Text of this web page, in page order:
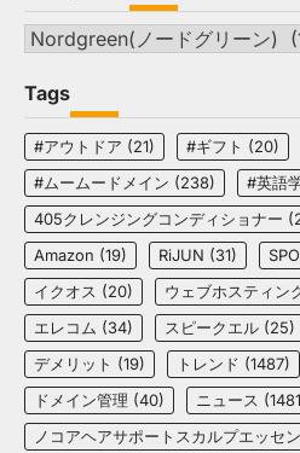
Categories
Tags
#アウトドア (21) #ギフト (20)
#ムームードメイン (238) #英語
405クレンジングコンディショナー
Amazon (19) RiJUN (31)
イクオス (20) ウェブホスティン
エレコム (34) スピークエル (25)
デメリット (19) トレンド (1487)
ドメイン管理 (40) ニュース
ノコアヘアサポートスカルプエッセ